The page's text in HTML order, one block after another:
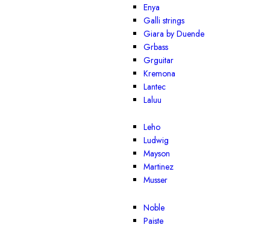
Enya
Galli strings
Giara by Duende
Grbass
Grguitar
Kremona
Lantec
Laluu
Leho
Ludwig
Mayson
Martinez
Musser
Noble
Paiste